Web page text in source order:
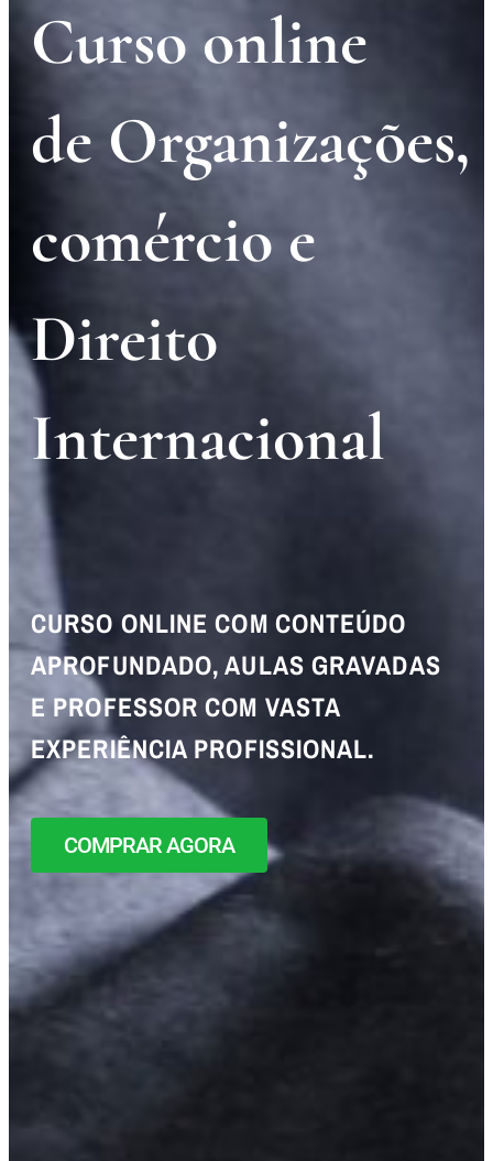
Curso online
de Organizações,
comércio e
Direito
Internacional
CURSO ONLINE COM CONTEÚDO
APROFUNDADO, AULAS GRAVADAS
E PROFESSOR COM VASTA
EXPERIÊNCIA PROFISSIONAL.
COMPRAR AGORA